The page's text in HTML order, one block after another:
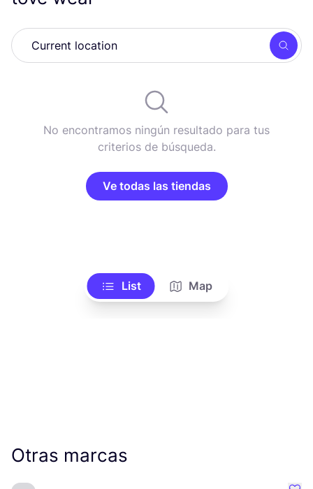
No encontramos ningún resultado para tus
criterios de búsqueda.
Ve todas las tiendas
List Map
Otras marcas